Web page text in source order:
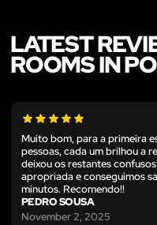
LATEST
ROOMS IN
Muito bom, para a primeira
pessoas, cada um brilhou a
deixou os restantes
apropriada e conseguimos
minutos. Recomendo!!
PEDRO SOUSA
November 2, 2025